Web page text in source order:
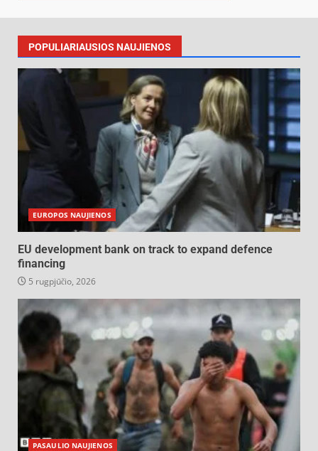
POPULIARIAUSIOS NAUJIENOS
EUROPOS NAUJIENOS
EU development bank on track to expand defence
financing
5 rugpjūčio, 2026
PASAULIO NAUJIENOS